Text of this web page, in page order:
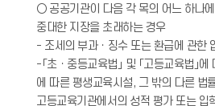
○ 공공기관이 다음 각 목의 어느 하나
중대한 지장을 초래하는 경우
- 조세의 부과ㆍ징수 또는 환급에 관한
-「초ㆍ중등교육법」 및 「고등교육법」
에 따른 평생교육시설, 그 밖의 다른 법
고등교육기관에서의 성적 평가 또는 입